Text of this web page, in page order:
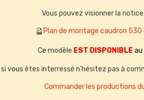
Vous pouvez visionner la
Plan de montage caudron 530
Ce modèle EST DISPONIBLE au
si vous êtes interressé n'hésitez pas à
Commander les productions